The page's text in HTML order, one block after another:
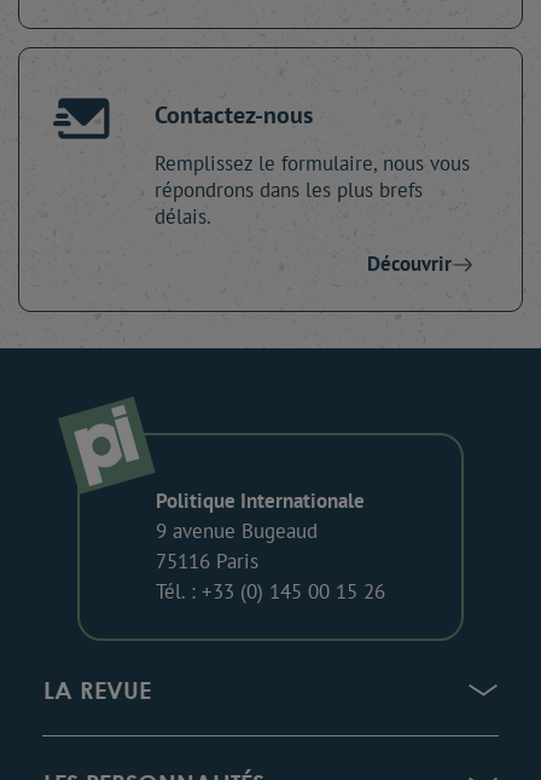
Contactez-nous
Remplissez le formulaire, nous vous
répondrons dans les plus brefs
délais.
Découvrir
Politique Internationale
9 avenue Bugeaud
75116 Paris
Tél. : +33 (0) 145 00 15 26
LA REVUE